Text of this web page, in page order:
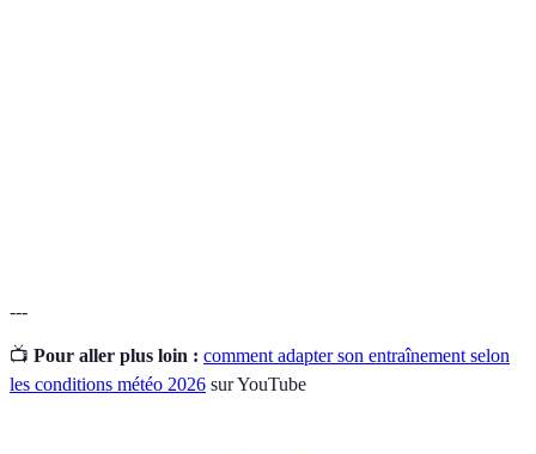
---
📺 Pour aller plus loin : comment adapter son entraînement selon
les conditions météo 2026 sur YouTube